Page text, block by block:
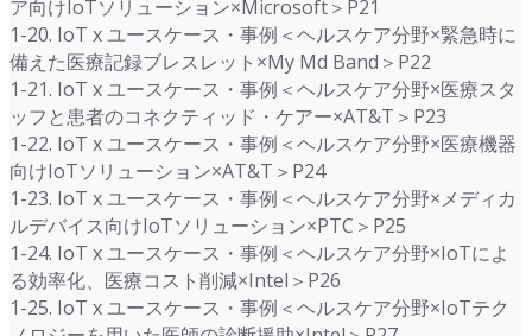
ア向けIoTソリューション×Microsoft＞P21
1-20. IoT x ユースケース・事例＜ヘルスケア分野×緊急時に
備えた医療記録ブレスレット×My Md Band＞P22
1-21. IoT x ユースケース・事例＜ヘルスケア分野×医療スタ
ッフと患者のコネクティッド・ケアー×AT&T＞P23
1-22. IoT x ユースケース・事例＜ヘルスケア分野×医療機器
向けIoTソリューション×AT&T＞P24
1-23. IoT x ユースケース・事例＜ヘルスケア分野×メディカ
ルデバイス向けIoTソリューション×PTC＞P25
1-24. IoT x ユースケース・事例＜ヘルスケア分野×IoTによ
る効率化、医療コスト削減×Intel＞P26
1-25. IoT x ユースケース・事例＜ヘルスケア分野×IoTテク